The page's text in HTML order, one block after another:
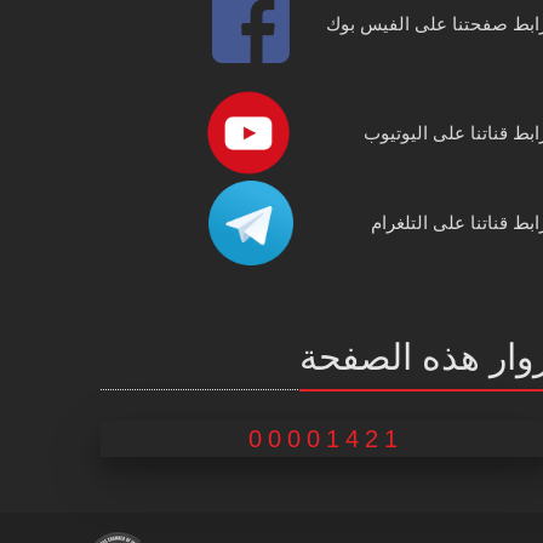
صفحتنا على الفيس بوك
قناتنا على اليوتيوب
قناتنا على التلغرام
هذه الصفحة
00001421